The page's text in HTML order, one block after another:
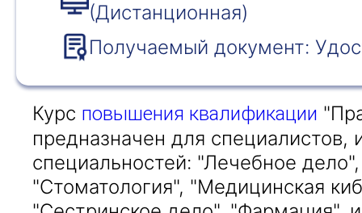
(Дистанционная)
Получаемый документ:
Курс повышения квалификации
предназначен для
специальностей: "Лечебное
"Стоматология", "Медицинская